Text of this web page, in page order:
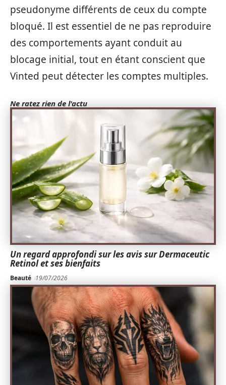
pseudonyme différents de ceux du compte
bloqué. Il est essentiel de ne pas reproduire
des comportements ayant conduit au
blocage initial, tout en étant conscient que
Vinted peut détecter les comptes multiples.
Ne ratez rien de l'actu
Un regard approfondi sur les avis sur Dermaceutic
Retinol et ses bienfaits
Beauté 19/07/2026